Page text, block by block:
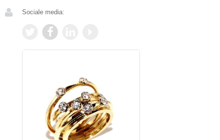
Sociale media: